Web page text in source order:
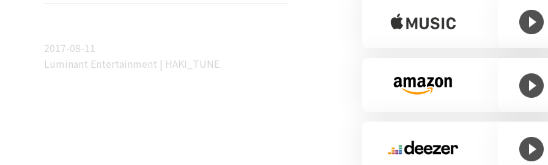
2017-08-11
Luminant Entertainment | HAKI_TUNE